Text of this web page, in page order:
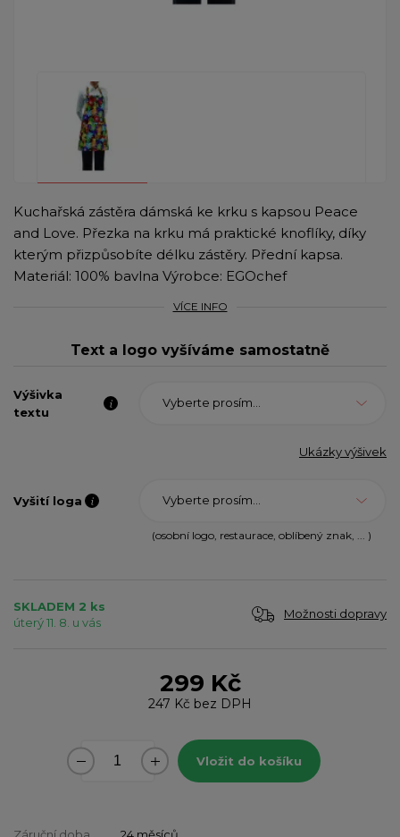
Kuchařská zástěra dámská ke krku s kapsou Peace
and Love. Přezka na krku má praktické knoflíky, díky
kterým přizpůsobíte délku zástěry. Přední kapsa.
Materiál: 100% bavlna Výrobce: EGOchef
VÍCE INFO
Text a logo vyšíváme samostatně
Výšivka
textu
Vyberte prosím...
Ukázky výšivek
Vyšití loga Vyberte prosím...
(osobní logo, restaurace, oblíbený znak, ... )
SKLADEM 2 ks
úterý 11. 8. u vás
Možnosti dopravy
299 Kč
247 Kč bez DPH
Vložit do košíku